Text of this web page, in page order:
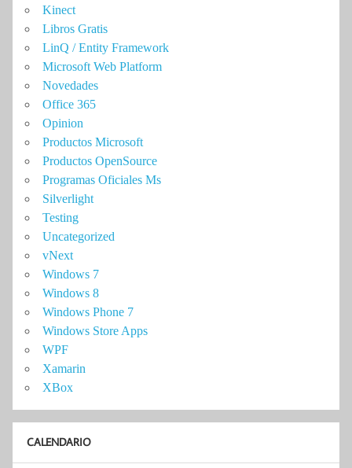
Kinect
Libros Gratis
LinQ / Entity Framework
Microsoft Web Platform
Novedades
Office 365
Opinion
Productos Microsoft
Productos OpenSource
Programas Oficiales Ms
Silverlight
Testing
Uncategorized
vNext
Windows 7
Windows 8
Windows Phone 7
Windows Store Apps
WPF
Xamarin
XBox
CALENDARIO